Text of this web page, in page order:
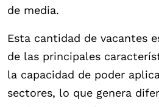
de media.
Esta cantidad de vacantes
de las principales
la capacidad de poder
sectores, lo que genera